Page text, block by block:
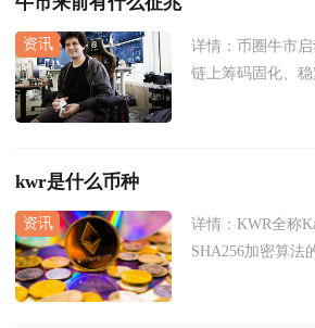
详情： 币圈牛市
链上筹码固化、稳
kwr是什么币种
详情： KWR全称
SHA256加密算法